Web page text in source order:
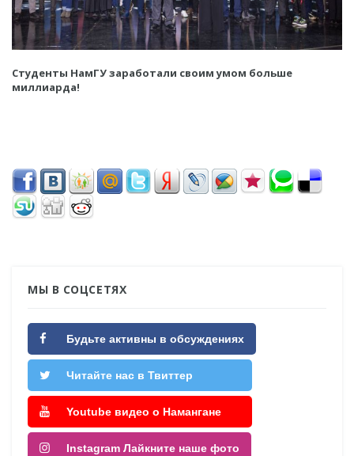
Студенты НамГУ заработали своим умом больше
миллиарда!
МЫ В СОЦСЕТЯХ
Будьте активны в обсуждениях
Читайте нас в Твиттер
Youtube видео о Намангане
Instagram Лайкните наше фото